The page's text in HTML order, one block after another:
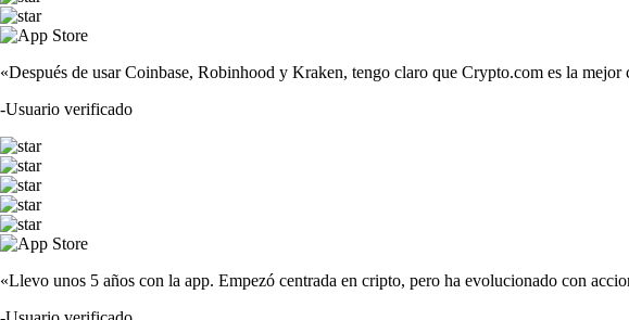
«Después de usar Coinbase, Robinhood y Kraken, tengo claro que Crypto.com es la
-Usuario verificado
«Llevo unos 5 años con la app. Empezó centrada en cripto, pero ha evolucionado con